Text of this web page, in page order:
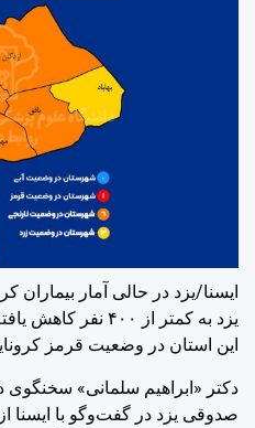
ایسنا/یزد در حالی آمار بیماران
یزد به کمتر از ۴۰۰
این استان در وضعیت قرمز
دکتر «ابراهیم سلمانی»
صدوقی یزد در گفت‌وگو با ایسنا